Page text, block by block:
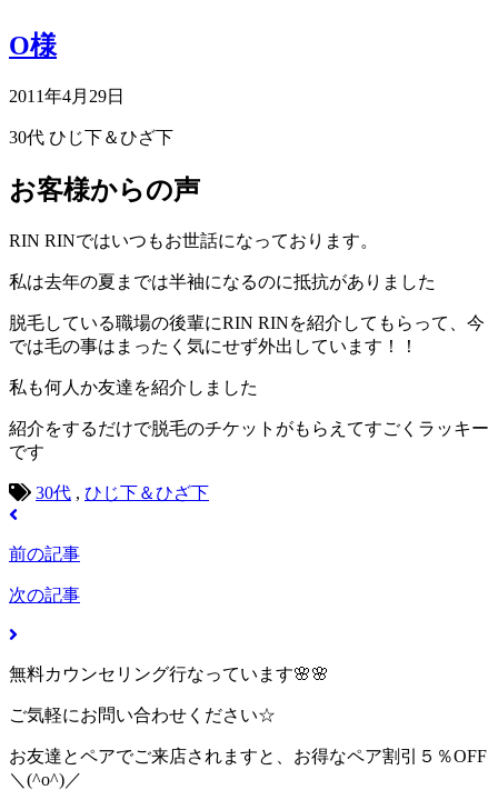
O様
2011年4月29日
30代 ひじ下＆ひざ下
お客様からの声
RIN RINではいつもお世話になっております。
私は去年の夏までは半袖になるのに抵抗がありました
脱毛している職場の後輩にRIN RINを紹介してもらって、今
では毛の事はまったく気にせず外出しています！！
私も何人か友達を紹介しました
紹介をするだけで脱毛のチケットがもらえてすごくラッキー
です
30代 , ひじ下＆ひざ下
前の記事
次の記事
無料カウンセリング行なっています🌸🌸
ご気軽にお問い合わせください☆
お友達とペアでご来店されますと、お得なペア割引５％OFF
＼(^o^)／